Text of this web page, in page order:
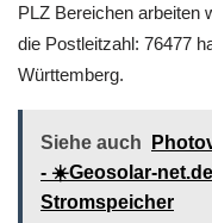
PLZ Bereichen arbeiten
die Postleitzahl: 76477
Württemberg.
Siehe auch
- ☀️Geosolar-
Stromspeicher